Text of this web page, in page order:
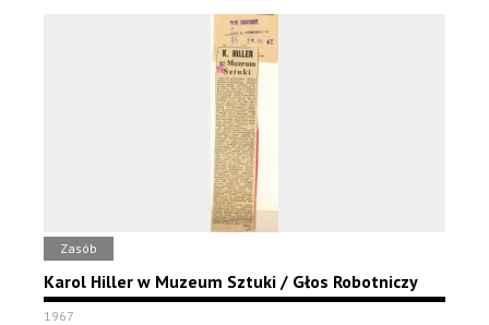
Zasób
Karol Hiller w Muzeum Sztuki / Głos Robotniczy
1967